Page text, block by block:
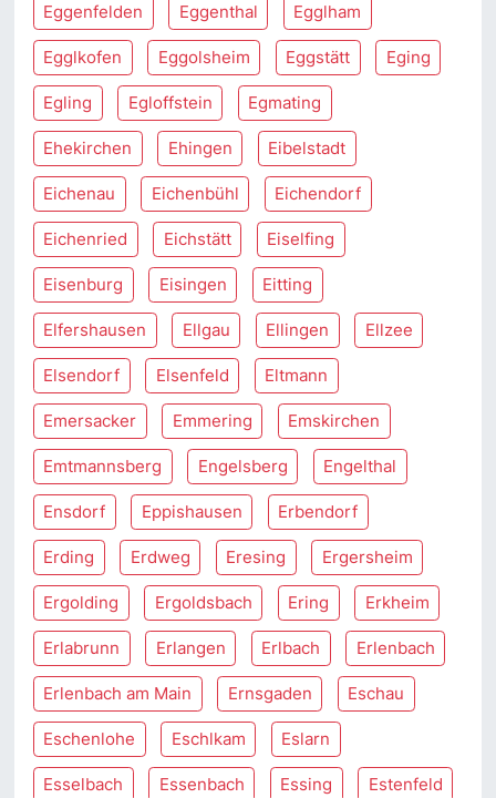
Eggenfelden Eggenthal Egglham
Egglkofen Eggolsheim Eggstätt Eging
Egling Egloffstein Egmating
Ehekirchen Ehingen Eibelstadt
Eichenau Eichenbühl Eichendorf
Eichenried Eichstätt Eiselfing
Eisenburg Eisingen Eitting
Elfershausen Ellgau Ellingen Ellzee
Elsendorf Elsenfeld Eltmann
Emersacker Emmering Emskirchen
Emtmannsberg Engelsberg Engelthal
Ensdorf Eppishausen Erbendorf
Erding Erdweg Eresing Ergersheim
Ergolding Ergoldsbach Ering Erkheim
Erlabrunn Erlangen Erlbach Erlenbach
Erlenbach am Main Ernsgaden Eschau
Eschenlohe Eschlkam Eslarn
Esselbach Essenbach Essing Estenfeld